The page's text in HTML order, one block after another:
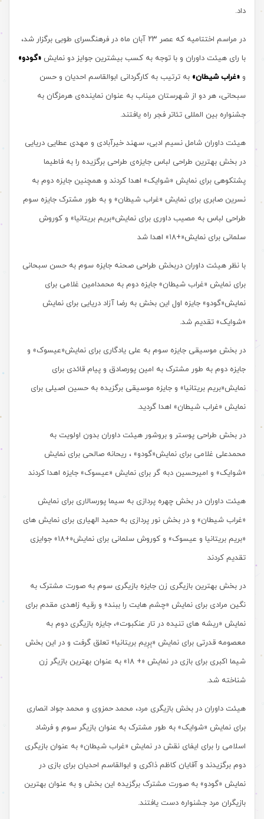
داد.
در مراسم اختتامیه که عصر ۲۳ آبان ماه در فرهنگسرای طوبی برگزار شد،
با رای هیئت داوران و با توجه به کسب بیشترین جوایز دو نمایش «گودو»
و «غراب شیطان» به ترتیب به کارگردانی ابوالقاسم احدیان و حسن
سبحانی، هر دو از شهرستان میناب به عنوان نماینده‌ی هرمزگان به
جشنواره بین المللی تئاتر فجر راه یافتند.
هیئت داوران شامل نسیم ادبی، سهند خیرآبادی و مهدی عطایی دریایی
در بخش بهترین طراحی لباس جایزه‌ی طراحی برگزیده را به فاطیما
پشتکوهی برای نمایش «شوایک» اهدا کردند و همچنین جایزه دوم به
نسرین صابری برای نمایش «غراب شیطان» و به طور مشترک جایزه سوم
طراحی لباس به مصیب داوری برای نمایش«بریم بریتانیا» و کوروش
سلمانی برای نمایش«+۱۸» اهدا شد
با نظر هیئت داوران دربخش طراحی صحنه جایزه سوم به حسن سبحانی
برای نمایش «غراب شیطان» جایزه دوم به محمدامین غلامی برای
نمایش«گودو» جایزه اول این بخش به رضا آزاد دریایی برای نمایش
«شوایک» تقدیم شد.
در بخش موسیقی جایزه سوم به علی یادگاری برای نمایش«عیسوک» و
جایزه دوم به طور مشترک به امین پورصادق و پیام قائدی برای
نمایش«بریم بریتانیا» و جایزه موسیقی برگزیده به حسین اصیلی برای
نمایش «غراب شیطان» اهدا گردید.
در بخش طراحی پوستر و بروشور هیئت داوران بدون اولویت به
محمدعلی غلامی برای نمایش«گودو» ، ریحانه صالحی برای نمایش
«شوایک» و امیرحسین دبه گر برای نمایش «عیسوک» جایزه اهدا کردند
هیئت داوران در بخش چهره پردازی به سیما پورسالاری برای نمایش
«غراب شیطان» و در بخش نور پردازی به حمید الهیاری برای نمایش های
«بریم بریتانیا و عیسوک» و کوروش سلمانی برای نمایش«+۱۸» جوایزی
تقدیم کردند
در بخش بهترین بازیگری زن جایزه بازیگری سوم به صورت مشترک به
نگین مرادی برای نمایش «چشم هایت را ببند» و رقیه زاهدی مقدم برای
نمایش «ریشه های تنیده در تار عنکبوت»، جایزه بازیگری دوم به
معصومه قدرتی برای نمایش «بِرِیم بریتانیا» تعلق گرفت و در این بخش
شیما اکبری برای بازی در نمایش «+ ۱۸» به عنوان بهترین بازیگر زن
شناخته شد.
هیئت داوران در بخش بازیگری مرد، محمد حمزوی و محمد جواد انصاری
برای نمایش «شوایک» به طور مشترک به عنوان بازیگر سوم و فرشاد
اسلامی را برای ایفای نقش در نمایش «غراب شیطان» به عنوان بازیگری
دوم برگزیدند و آقایان کاظم ذاکری و ابوالقاسم احدیان برای بازی در
نمایش «گودو» به صورت مشترک برگزیده این بخش و به عنوان بهترین
بازیگران مرد جشنواره دست یافتند.